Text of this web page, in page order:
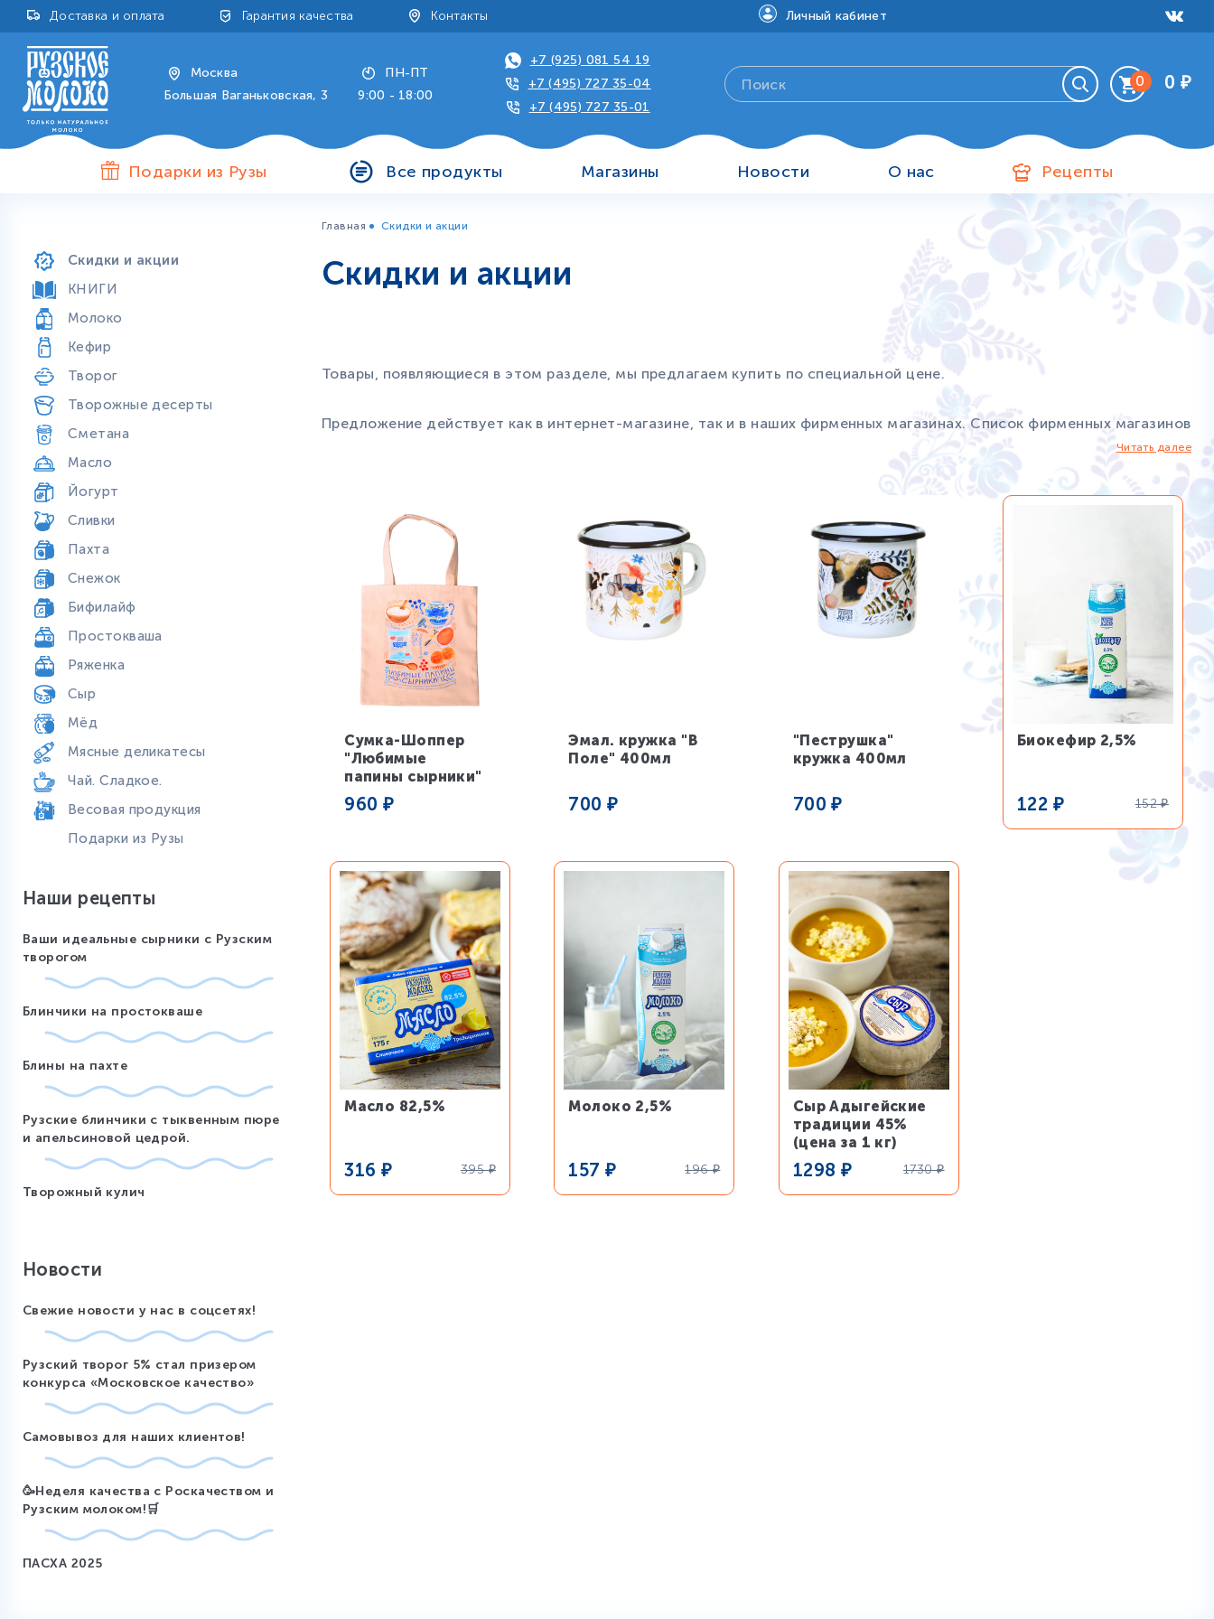
Доставка и оплата Гарантия качества Контакты Личный кабинет
Москва
Большая Ваганьковская, 3
ПН-ПТ
9:00 - 18:00
+7 (925) 081 54 19
+7 (495) 727 35-04
+7 (495) 727 35-01
0 0 ₽
Ваша корзина пуста
Подарки из Рузы Все продукты Магазины Новости О нас Рецепты
Скидки и акции
КНИГИ
Молоко
Кефир
Творог
Творожные десерты
Сметана
Масло
Йогурт
Сливки
Пахта
Снежок
Бифилайф
Простокваша
Ряженка
Сыр
Мёд
Мясные деликатесы
Чай. Сладкое.
Весовая продукция
Подарки из Рузы
Наши рецепты
Ваши идеальные сырники с Рузским
творогом
Блинчики на простокваше
Блины на пахте
Рузские блинчики с тыквенным пюре
и апельсиновой цедрой.
Творожный кулич
Новости
Свежие новости у нас в соцсетях!
Рузский творог 5% стал призером
конкурса «Московское качество»
Самовывоз для наших клиентов!
🥳Неделя качества с Роскачеством и
Рузским молоком!🛒
ПАСХА 2025
Главная Скидки и акции
Скидки и акции
Товары, появляющиеся в этом разделе, мы предлагаем купить по специальной цене.
Предложение действует как в интернет-магазине, так и в наших фирменных магазинах. Список фирменных магазинов
Читать далее
Сумка-Шоппер
"Любимые
папины сырники"
960 ₽
Эмал. кружка "В
Поле" 400мл
700₽
"Пеструшка"
кружка 400мл
700₽
Биокефир 2,5%
152₽
122 ₽
Масло 82,5%
395₽
316 ₽
Молоко 2,5%
196₽
157₽
Сыр Адыгейские
традиции 45%
(цена за 1 кг)
1730₽
1298 ₽